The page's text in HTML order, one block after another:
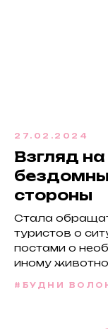
27.02.2024
Взгляд
стороны
Стала
туристов о
постами о
иному
#БУДНИ